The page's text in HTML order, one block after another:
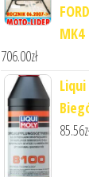
MK4
706.00zł
85.56